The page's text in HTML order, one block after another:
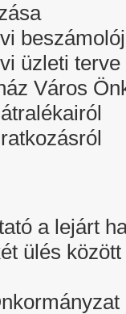
üzleti terve
Város
a lejárt
ülés